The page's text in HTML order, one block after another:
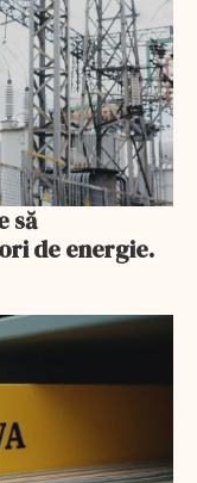
să
de energie.